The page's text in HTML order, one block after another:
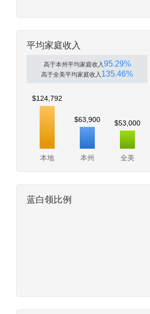
平均家庭收入
高于本州平均家庭收入95.29%
高于全美平均家庭收入 135.46%
本地 本州 全美
$124,792
$63,900 $53,000
蓝白领比例